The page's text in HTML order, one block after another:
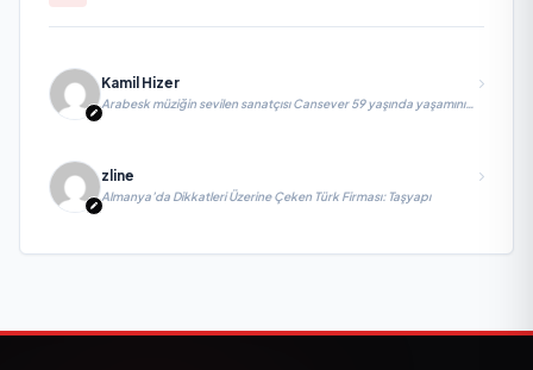
Kamil Hizer
Arabesk müziğin sevilen sanatçısı Cansever 59 yaşında yaşamını
zline
Almanya’da Dikkatleri Üzerine Çeken Türk Firması: Taşyapı